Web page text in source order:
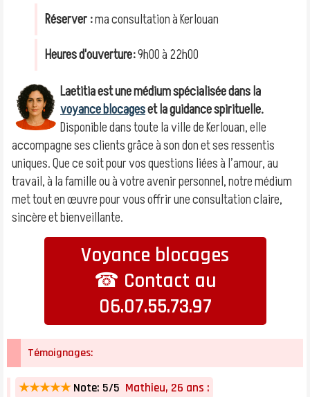
Réserver :ma consultation à Kerlouan
Heures d'ouverture:9h00 à 22h00
Laetitia est une médium spécialisée dans la
voyance blocageset la guidance spirituelle.
Disponible dans toute la ville de Kerlouan, elle
accompagne ses clients grâce à son don et ses ressentis
uniques. Que ce soit pour vos questions liées à l’amour, au
travail, à la famille ou à votre avenir personnel, notre médium
met tout en œuvre pour vous offrir une consultation claire,
sincère et bienveillante.
Voyance blocages
☎ Contact au
06.07.55.73.97
Témoignages:
★★★★★ Note: 5/5 Mathieu, 26 ans :